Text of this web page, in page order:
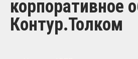
корпоративное
Контур.Толком ​